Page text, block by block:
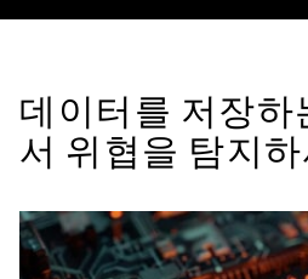
데이터를 저장하
서 위협을 탐지하